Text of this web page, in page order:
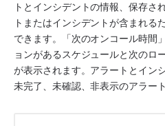
トとインシデントの情報、保存さ
トまたはインシデントが含まれる
できます。「次のオンコール時間
ョンがあるスケジュールと次のロ
が表示されます。アラートとイン
未完了、未確認、非表示のアラー